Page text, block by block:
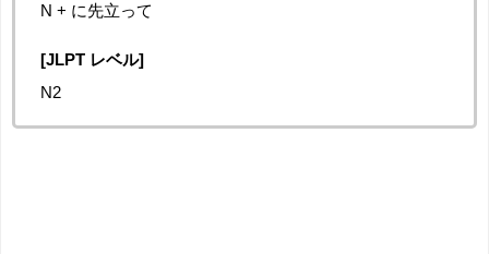
N + に先立って
[JLPT レベル]
N2